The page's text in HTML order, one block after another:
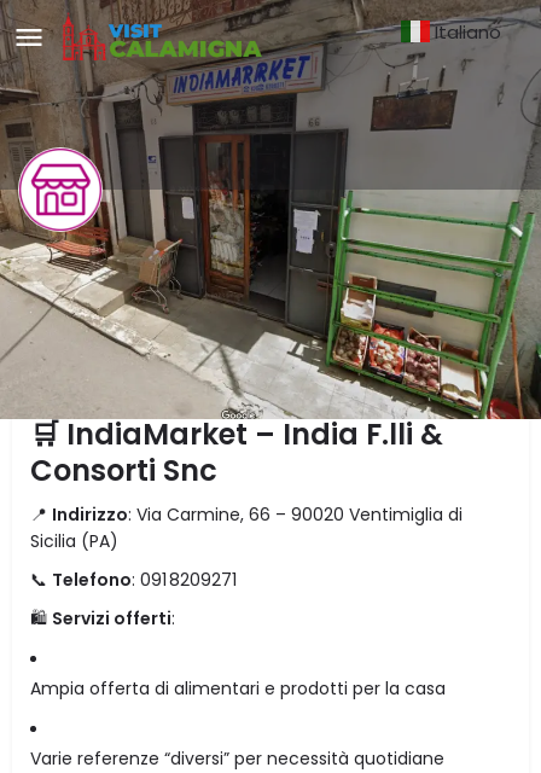
IndiaMarket - Via Carmine
DESCRIZIONE
🛒 IndiaMarket – India F.lli &
Consorti Snc
📍 Indirizzo: Via Carmine, 66 – 90020 Ventimiglia di
Sicilia (PA)
📞 Telefono: 091 8209271
🛍️ Servizi offerti:
Ampia offerta di alimentari e prodotti per la casa
Varie referenze “diversi” per necessità quotidiane
Italiano ▼